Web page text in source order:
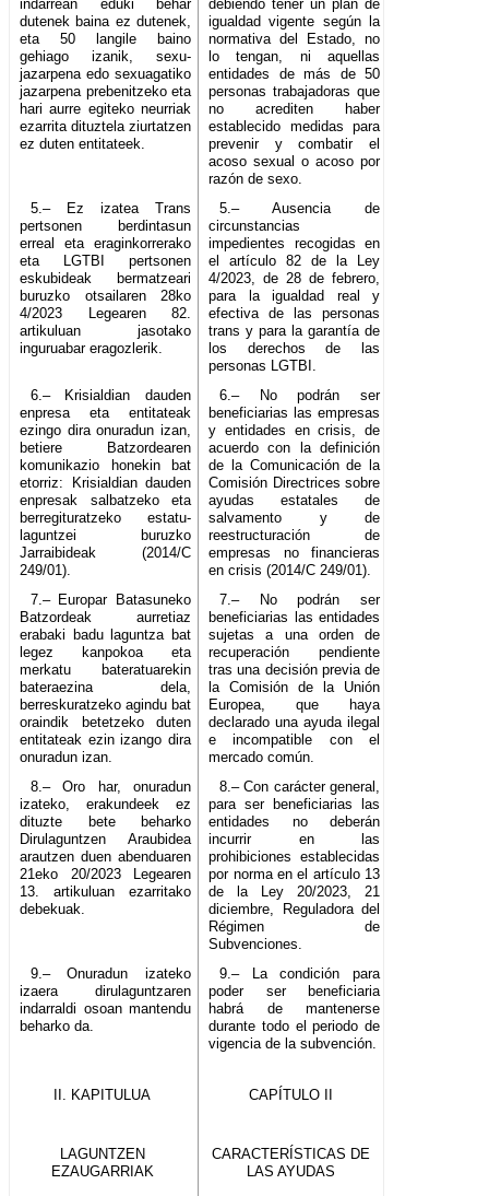
indarrean eduki behar
dutenek baina ez dutenek,
eta 50 langile baino
gehiago izanik, sexu-
jazarpena edo sexuagatiko
jazarpena prebenitzeko eta
hari aurre egiteko neurriak
ezarrita dituztela ziurtatzen
ez duten entitateek.
debiendo tener un plan de
igualdad vigente según la
normativa del Estado, no
lo tengan, ni aquellas
entidades de más de 50
personas trabajadoras que
no acrediten haber
establecido medidas para
prevenir y combatir el
acoso sexual o acoso por
razón de sexo.
5.– Ez izatea Trans
pertsonen berdintasun
erreal eta eraginkorrerako
eta LGTBI pertsonen
eskubideak bermatzeari
buruzko otsailaren 28ko
4/2023 Legearen 82.
artikuluan jasotako
inguruabar eragozlerik.
5.– Ausencia de
circunstancias
impedientes recogidas en
el artículo 82 de la Ley
4/2023, de 28 de febrero,
para la igualdad real y
efectiva de las personas
trans y para la garantía de
los derechos de las
personas LGTBI.
6.– Krisialdian dauden
enpresa eta entitateak
ezingo dira onuradun izan,
betiere Batzordearen
komunikazio honekin bat
etorriz: Krisialdian dauden
enpresak salbatzeko eta
berregituratzeko estatu-
laguntzei buruzko
Jarraibideak (2014/C
249/01).
6.– No podrán ser
beneficiarias las empresas
y entidades en crisis, de
acuerdo con la definición
de la Comunicación de la
Comisión Directrices sobre
ayudas estatales de
salvamento y de
reestructuración de
empresas no financieras
en crisis (2014/C 249/01).
7.– Europar Batasuneko
Batzordeak aurretiaz
erabaki badu laguntza bat
legez kanpokoa eta
merkatu bateratuarekin
bateraezina dela,
berreskuratzeko agindu bat
oraindik betetzeko duten
entitateak ezin izango dira
onuradun izan.
7.– No podrán ser
beneficiarias las entidades
sujetas a una orden de
recuperación pendiente
tras una decisión previa de
la Comisión de la Unión
Europea, que haya
declarado una ayuda ilegal
e incompatible con el
mercado común.
8.– Oro har, onuradun
izateko, erakundeek ez
dituzte bete beharko
Dirulaguntzen Araubidea
arautzen duen abenduaren
21eko 20/2023 Legearen
13. artikuluan ezarritako
debekuak.
8.– Con carácter general,
para ser beneficiarias las
entidades no deberán
incurrir en las
prohibiciones establecidas
por norma en el artículo 13
de la Ley 20/2023, 21
diciembre, Reguladora del
Régimen de
Subvenciones.
9.– Onuradun izateko
izaera dirulaguntzaren
indarraldi osoan mantendu
beharko da.
9.– La condición para
poder ser beneficiaria
habrá de mantenerse
durante todo el periodo de
vigencia de la subvención.
II. KAPITULUA CAPÍTULO II
LAGUNTZEN
EZAUGARRIAK
CARACTERÍSTICAS DE
LAS AYUDAS